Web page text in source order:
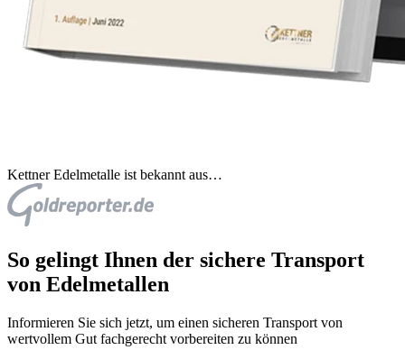
Kettner Edelmetalle ist bekannt aus…
So gelingt Ihnen der sichere Transport
von Edelmetallen
Informieren Sie sich jetzt, um einen sicheren Transport von
wertvollem Gut fachgerecht vorbereiten zu können